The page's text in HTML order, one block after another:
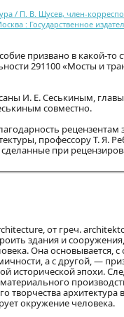
/ П. В. Щусев, член-
: Государственное
призвано в какой-то
291100 «Мосты и
И. Е. Сеськиным,
совместно.
профессору Т. Я.
при
от греч.
здания и
Она основывается,
а с другой, —
исторической эпохи.
творчества
окружение человека.